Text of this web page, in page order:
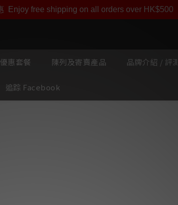
優惠套餐 陳列及寄賣產品 品牌介紹 / 評測
追踪 Facebook
金】【點數回贈 1點數=1HKD】 獨家會員價
Enjoy free shipping on all orders over HK$500